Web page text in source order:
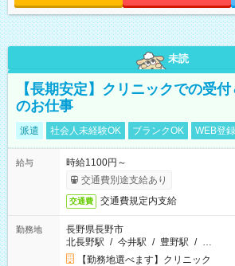
未読
【長期安定】クリニックでの受
のお仕事
派遣 社会人未経験OK ブランクOK WEB登
給与
時給1100円～
交通費別途支給あり
交通費 交通費規定内支給
勤務地
長野県長野市
北長野駅 / 今井駅 / 豊野駅 / …
【勤務地選べます】クリニック